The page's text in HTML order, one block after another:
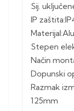
Sij.
IP
Stepen
Način
Dopunski
Razmak
125mm